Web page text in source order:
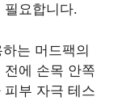
필요합니다.
는 머드팩의
에 손목 안쪽
부 자극 테스